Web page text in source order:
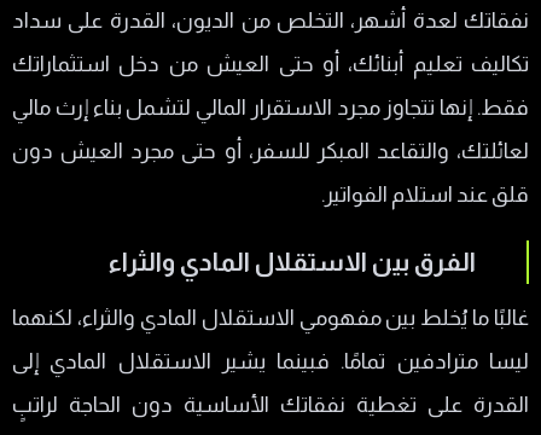
الادخار والاستثمار بذكاء
كتب تساعدك على تحقيق الاستقلال المادي؟
أفضل 5 كتب عربية وأجنبية عن الحرية المالية
ملخص لأهم الأفكار من كتاب "الأب الغني والأب
الفقير"
نفقاتك لعدة أشهر، التخلص من الديون، القدرة على سداد
تكاليف تعليم أبنائك، أو حتى العيش من دخل استثماراتك
فقط. إنها تتجاوز مجرد الاستقرار المالي لتشمل بناء إرث مالي
لعائلتك، والتقاعد المبكر للسفر، أو حتى مجرد العيش دون
قلق عند استلام الفواتير.
الفرق بين الاستقلال المادي والثراء
غالبًا ما يُخلط بين مفهومي الاستقلال المادي والثراء، لكنهما
ليسا مترادفين تمامًا. فبينما يشير الاستقلال المادي إلى
القدرة على تغطية نفقاتك الأساسية دون الحاجة لراتبٍ